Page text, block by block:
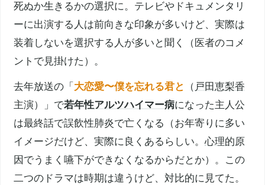
死ぬか生きるかの選択に。テレビやドキュメンタリ
ーに出演する人は前向きな印象が多いけど、実際は
装着しないを選択する人が多いと聞く（医者のコメ
ントで見掛けた）。
去年放送の「 大恋愛〜僕を忘れる君と （ 戸田恵梨香
主演）」で若年性アルツハイマー病になった主人公
は最終話で誤飲性肺炎で亡くなる（お年寄りに多い
イメージだけど、実際に良くあるらしい。心理的原
因でうまく嚥下ができなくなるからだとか）。この
二つのドラマは時期は違うけど、対比的に見てた。